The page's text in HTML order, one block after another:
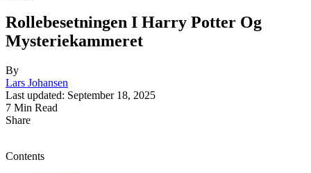
Rollebesetningen I Harry Potter Og
Mysteriekammeret
By
Lars Johansen
Last updated: September 18, 2025
7 Min Read
Share
Contents